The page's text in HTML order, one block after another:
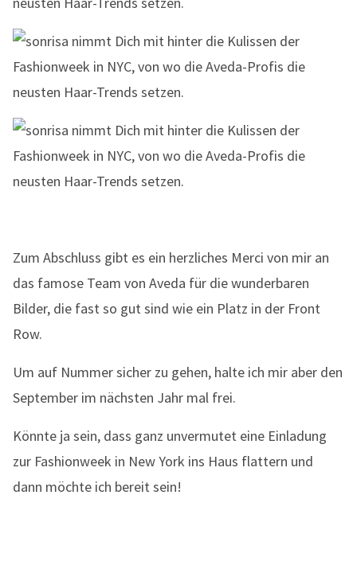
Zum Abschluss gibt es ein herzliches Merci von mir an
das famose Team von Aveda für die wunderbaren
Bilder, die fast so gut sind wie ein Platz in der Front
Row.
Um auf Nummer sicher zu gehen, halte ich mir aber den
September im nächsten Jahr mal frei.
Könnte ja sein, dass ganz unvermutet eine Einladung
zur Fashionweek in New York ins Haus flattern und
dann möchte ich bereit sein!